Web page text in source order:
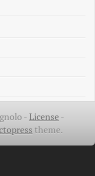
-License -
theme.